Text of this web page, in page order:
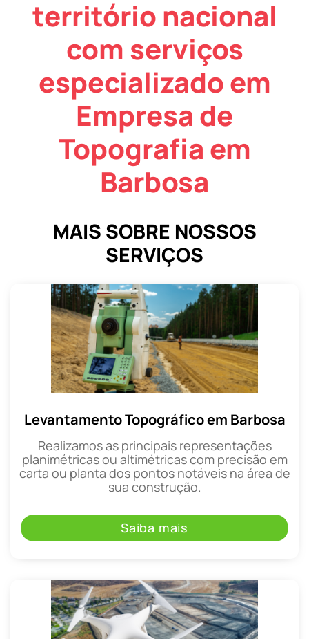
território nacional
com serviços
especializado em
Empresa de
Topografia em
Barbosa
MAIS SOBRE NOSSOS
SERVIÇOS
Levantamento Topográfico em Barbosa
Realizamos as principais representações
planimétricas ou altimétricas com precisão em
carta ou planta dos pontos notáveis na área de
sua construção.
Saiba mais